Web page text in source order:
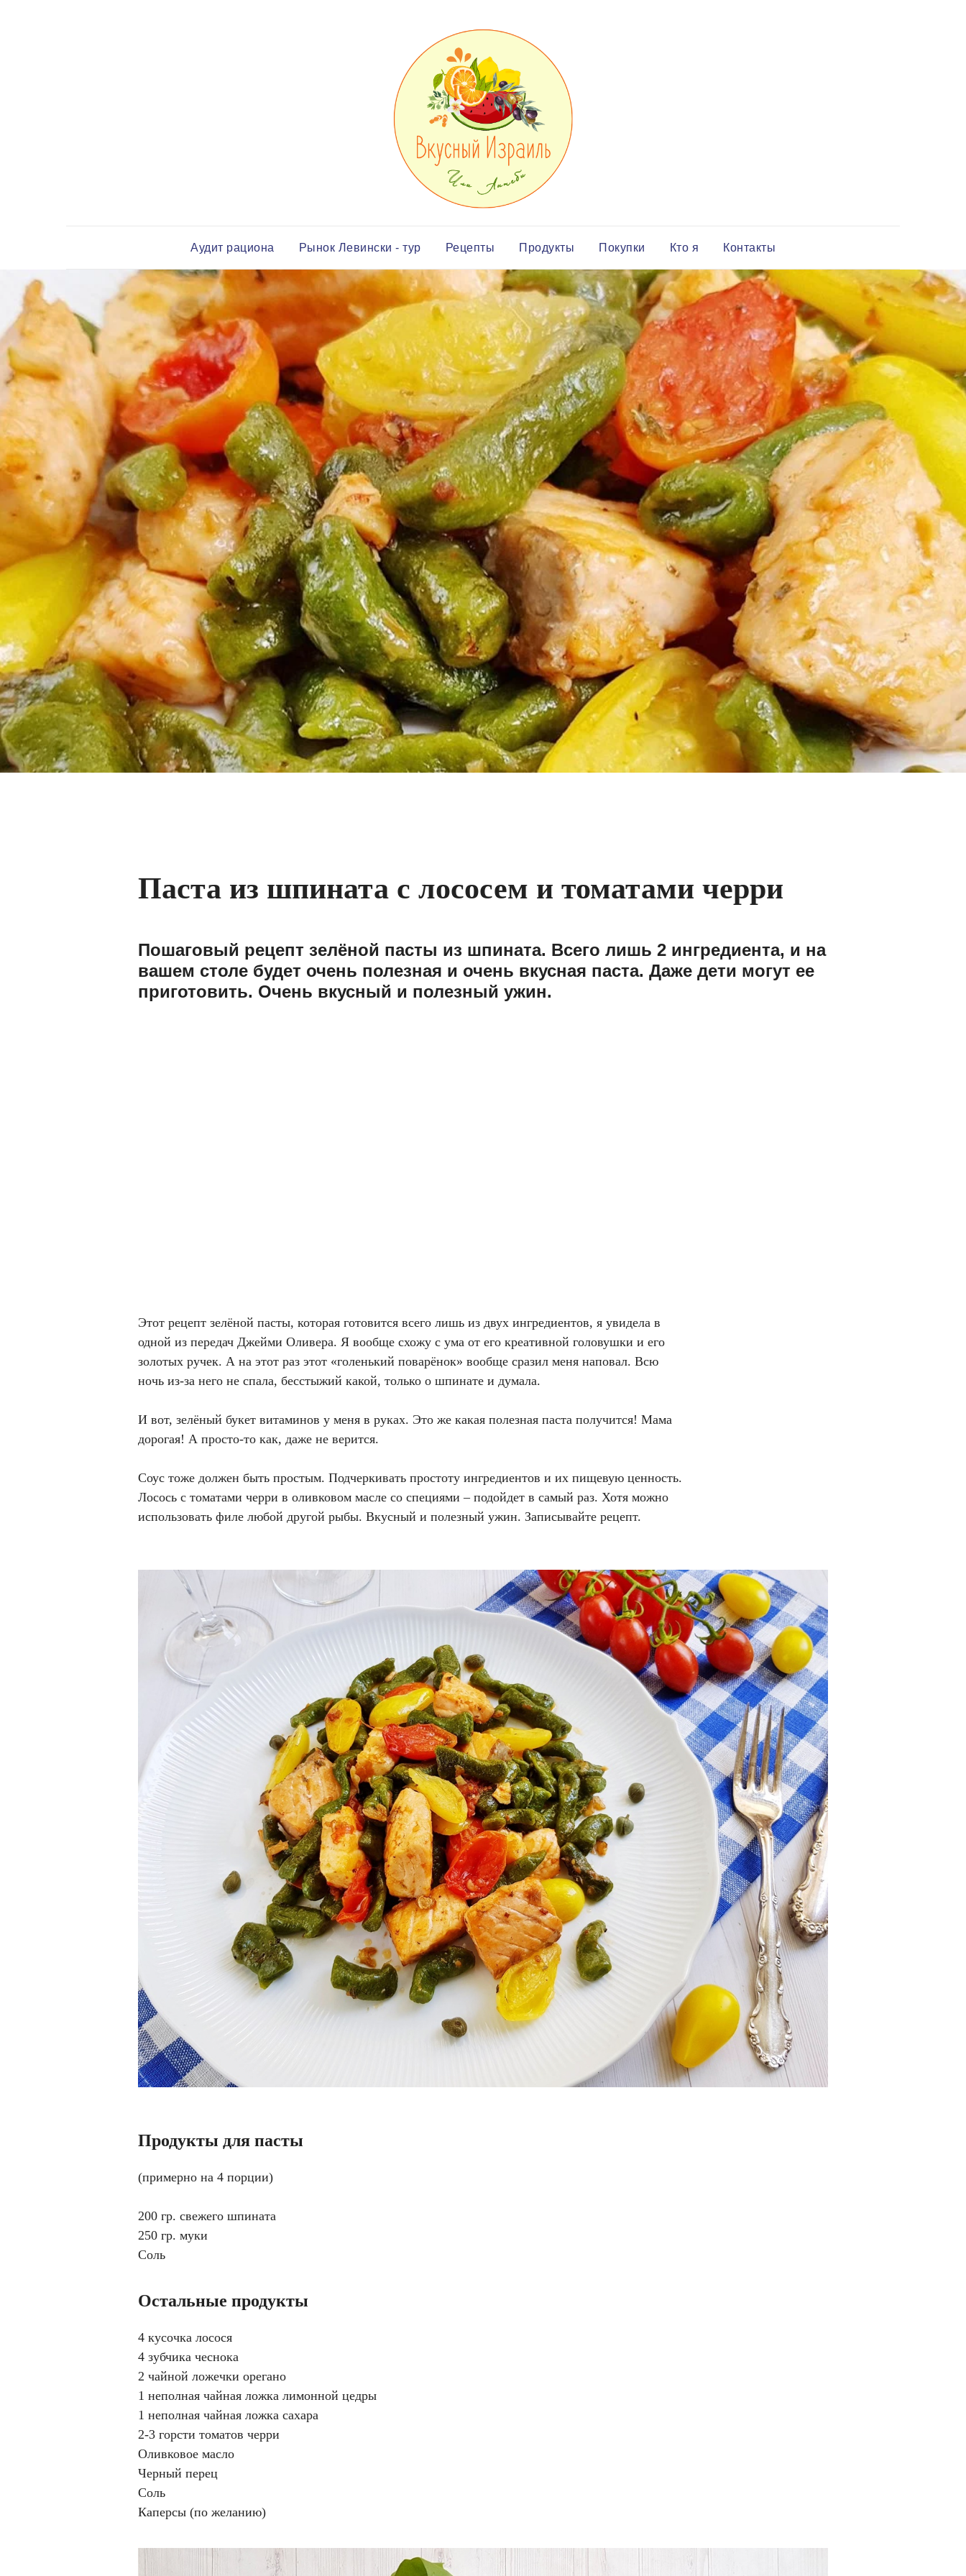
Аудит рациона Рынок Левински - тур Рецепты Продукты Покупки Кто я Контакты
Паста из шпината с лососем и томатами черри
Пошаговый рецепт зелёной пасты из шпината. Всего лишь 2 ингредиента, и на
вашем столе будет очень полезная и очень вкусная паста. Даже дети могут ее
приготовить. Очень вкусный и полезный ужин.
Этот рецепт зелёной пасты, которая готовится всего лишь из двух ингредиентов, я увидела в
одной из передач Джейми Оливера. Я вообще схожу с ума от его креативной головушки и его
золотых ручек. А на этот раз этот «голенький поварёнок» вообще сразил меня наповал. Всю
ночь из-за него не спала, бесстыжий какой, только о шпинате и думала.
И вот, зелёный букет витаминов у меня в руках. Это же какая полезная паста получится! Мама
дорогая! А просто-то как, даже не верится.
Соус тоже должен быть простым. Подчеркивать простоту ингредиентов и их пищевую ценность.
Лосось с томатами черри в оливковом масле со специями – подойдет в самый раз. Хотя можно
использовать филе любой другой рыбы. Вкусный и полезный ужин. Записывайте рецепт.
Продукты для пасты
(примерно на 4 порции)
200 гр. свежего шпината
250 гр. муки
Соль
Остальные продукты
4 кусочка лосося
4 зубчика чеснока
2 чайной ложечки орегано
1 неполная чайная ложка лимонной цедры
1 неполная чайная ложка сахара
2-3 горсти томатов черри
Оливковое масло
Черный перец
Соль
Каперсы (по желанию)